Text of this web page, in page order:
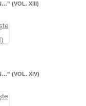
(VOL. XIII)
(VOL. XIV)